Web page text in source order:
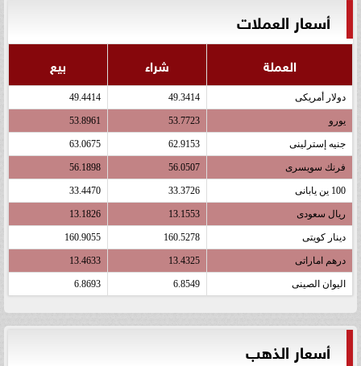
أسعار العملات
العملة شراء بيع
دولار أمريكى 49.3414
49.4414
يورو 53.7723
53.8961
جنيه إسترلينى 62.9153
63.0675
فرنك سويسرى 56.0507
56.1898
100 ين يابانى 33.3726
33.4470
ريال سعودى 13.1553
13.1826
دينار كويتى 160.5278
160.9055
درهم اماراتى 13.4325
13.4633
اليوان الصينى 6.8549
6.8693
أسعار الذهب